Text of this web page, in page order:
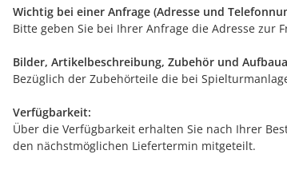
Wichtig bei einer Anfrage (Adresse und
Bitte geben Sie bei Ihrer Anfrage die Adresse
Bilder, Artikelbeschreibung, Zubehör und
Bezüglich der Zubehörteile die bei
Verfügbarkeit:
Über die Verfügbarkeit erhalten Sie nach Ihrer
den nächstmöglichen Liefertermin mitgeteilt.